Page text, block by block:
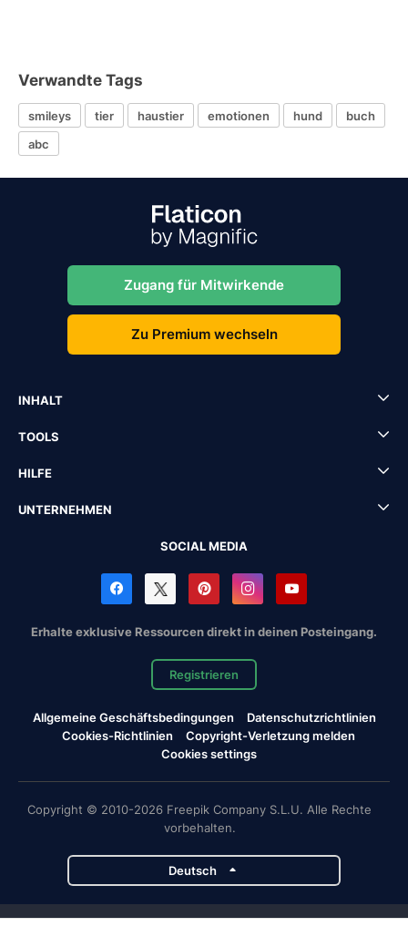
Verwandte Tags
smileys tier haustier emotionen hund
buch
abc
Zugang für Mitwirkende
Zu Premium wechseln
INHALT
TOOLS
HILFE
UNTERNEHMEN
SOCIAL MEDIA
Erhalte exklusive Ressourcen direkt in deinen Posteingang.
Registrieren
Allgemeine Geschäftsbedingungen
Datenschutzrichtlinien
Cookies-Richtlinien
Copyright-Verletzung melden
Cookies settings
Copyright © 2010-2026 Freepik Company S.L.U. Alle Rechte
vorbehalten.
Deutsch